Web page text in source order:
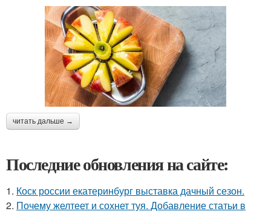
читать дальше →
Последние обновления на сайте:
1. Коск россии екатеринбург выставка дачный сезон.
2. Почему желтеет и сохнет туя. Добавление статьи в